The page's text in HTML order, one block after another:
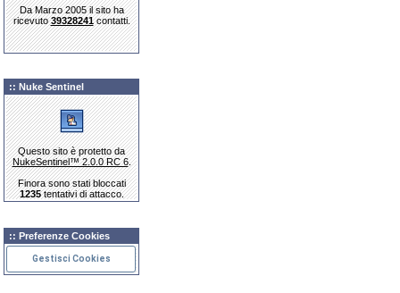
Da Marzo 2005 il sito ha
ricevuto39328241contatti.
:: Nuke Sentinel
Questo sito è protetto da
NukeSentinel™ 2.0.0 RC 6.
Finora sono stati bloccati
1235tentativi di attacco.
:: Preferenze Cookies
Gestisci Cookies